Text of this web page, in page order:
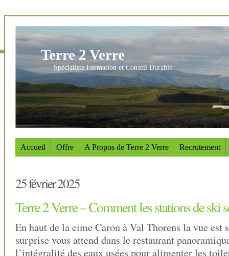
Terre 2 Verre
Spécialiste Formation et Conseil Durable
Accueil Offre A Propos de Terre 2 Verre Recrutement
25 février 2025
Terre 2 Verre – Comment les stations de ski
En haut de la cime Caron à Val Thorens la vue est
surprise vous attend dans le restaurant
l’intégralité des eaux usées pour alimenter les